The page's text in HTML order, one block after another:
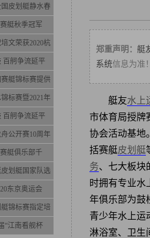
郑重声明：艇
系统信息为准
艇友水上
市体育局授牌
协会活动基地
括赛艇皮划艇
务、七大板块
时拥有专业水
年俱乐部为鼓
青少年水上运
淋浴室、卫生
皮划艇静水春
艇秋季冠军
文荣获2020杭
百舸争流延平
艇锦标赛提供
标赛暨2021年
百舸争流延平
公开赛10周年
艇俱乐部千
划艇国家队选
东京奥运会
锦标赛指定培
“江南看舰杯